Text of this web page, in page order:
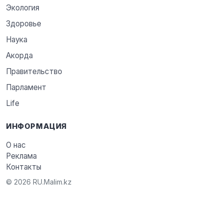
Экология
Здоровье
Наука
Акорда
Правительство
Парламент
Life
ИНФОРМАЦИЯ
О нас
Реклама
Контакты
© 2026 RU.Malim.kz